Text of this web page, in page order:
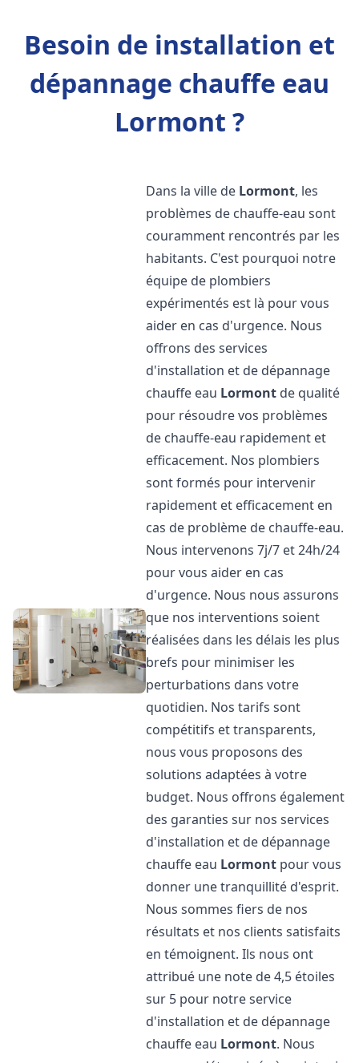
Besoin de installation et
dépannage chauffe eau
Lormont ?
Dans la ville de Lormont, les
problèmes de chauffe-eau sont
couramment rencontrés par les
habitants. C'est pourquoi notre
équipe de plombiers
expérimentés est là pour vous
aider en cas d'urgence. Nous
offrons des services
d'installation et de dépannage
chauffe eau Lormont de qualité
pour résoudre vos problèmes
de chauffe-eau rapidement et
efficacement. Nos plombiers
sont formés pour intervenir
rapidement et efficacement en
cas de problème de chauffe-eau.
Nous intervenons 7j/7 et 24h/24
pour vous aider en cas
d'urgence. Nous nous assurons
que nos interventions soient
réalisées dans les délais les plus
brefs pour minimiser les
perturbations dans votre
quotidien. Nos tarifs sont
compétitifs et transparents,
nous vous proposons des
solutions adaptées à votre
budget. Nous offrons également
des garanties sur nos services
d'installation et de dépannage
chauffe eau Lormont pour vous
donner une tranquillité d'esprit.
Nous sommes fiers de nos
résultats et nos clients satisfaits
en témoignent. Ils nous ont
attribué une note de 4,5 étoiles
sur 5 pour notre service
d'installation et de dépannage
chauffe eau Lormont. Nous